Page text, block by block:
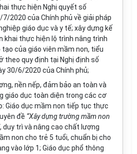
thực hiện Nghị quyết số
7/2020 của Chính phủ về giải pháp
giáo dục và y tế; xây dựng kế
khai thực hiện lộ trình nâng trình
của giáo viên mầm non, tiểu
theo quy định tại Nghị định số
30/6/2020 của Chính phủ;
nền nếp, đảm bảo an toàn và
giáo dục toàn diện trong các cơ
Giáo dục mầm non tiếp tục thực
đề “Xây dựng trường mầm non
, duy trì và nâng cao chất lượng
non cho trẻ 5 tuổi, chuẩn bị cho
vào lớp 1; Giáo dục phổ thông